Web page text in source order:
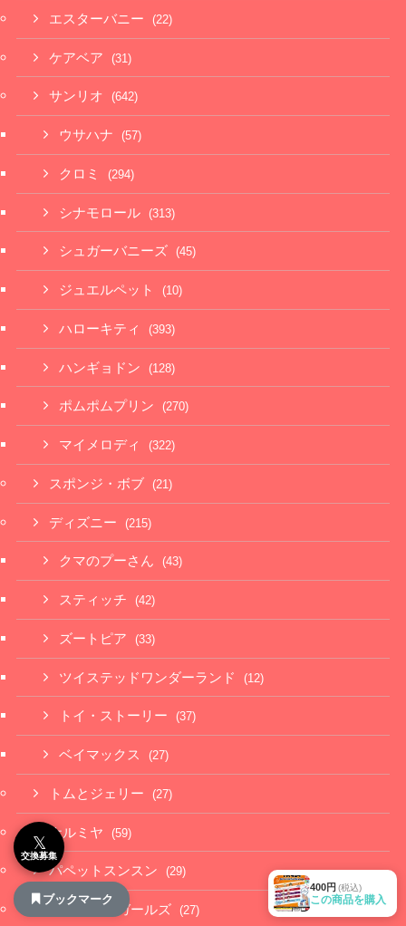
400円 (税込)
この商品を購入
エスターバニー (22)
ケアベア (31)
サンリオ (642)
ウサハナ (57)
クロミ (294)
シナモロール (313)
シュガーバニーズ (45)
ジュエルペット (10)
ハローキティ (393)
ハンギョドン (128)
ポムポムプリン (270)
マイメロディ (322)
スポンジ・ボブ (21)
ディズニー (215)
クマのプーさん (43)
スティッチ (42)
ズートピア (33)
ツイステッドワンダーランド (12)
トイ・ストーリー (37)
ベイマックス (27)
トムとジェリー (27)
ナルミヤ (59)
パペットスンスン (29)
パワーパフガールズ (27)
𝕏
交換募集
ブックマーク